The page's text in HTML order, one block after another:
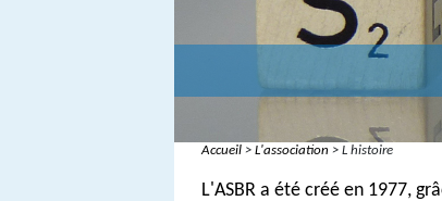
Accueil > L'association > L histoire
L'ASBR a été créé en 1977,